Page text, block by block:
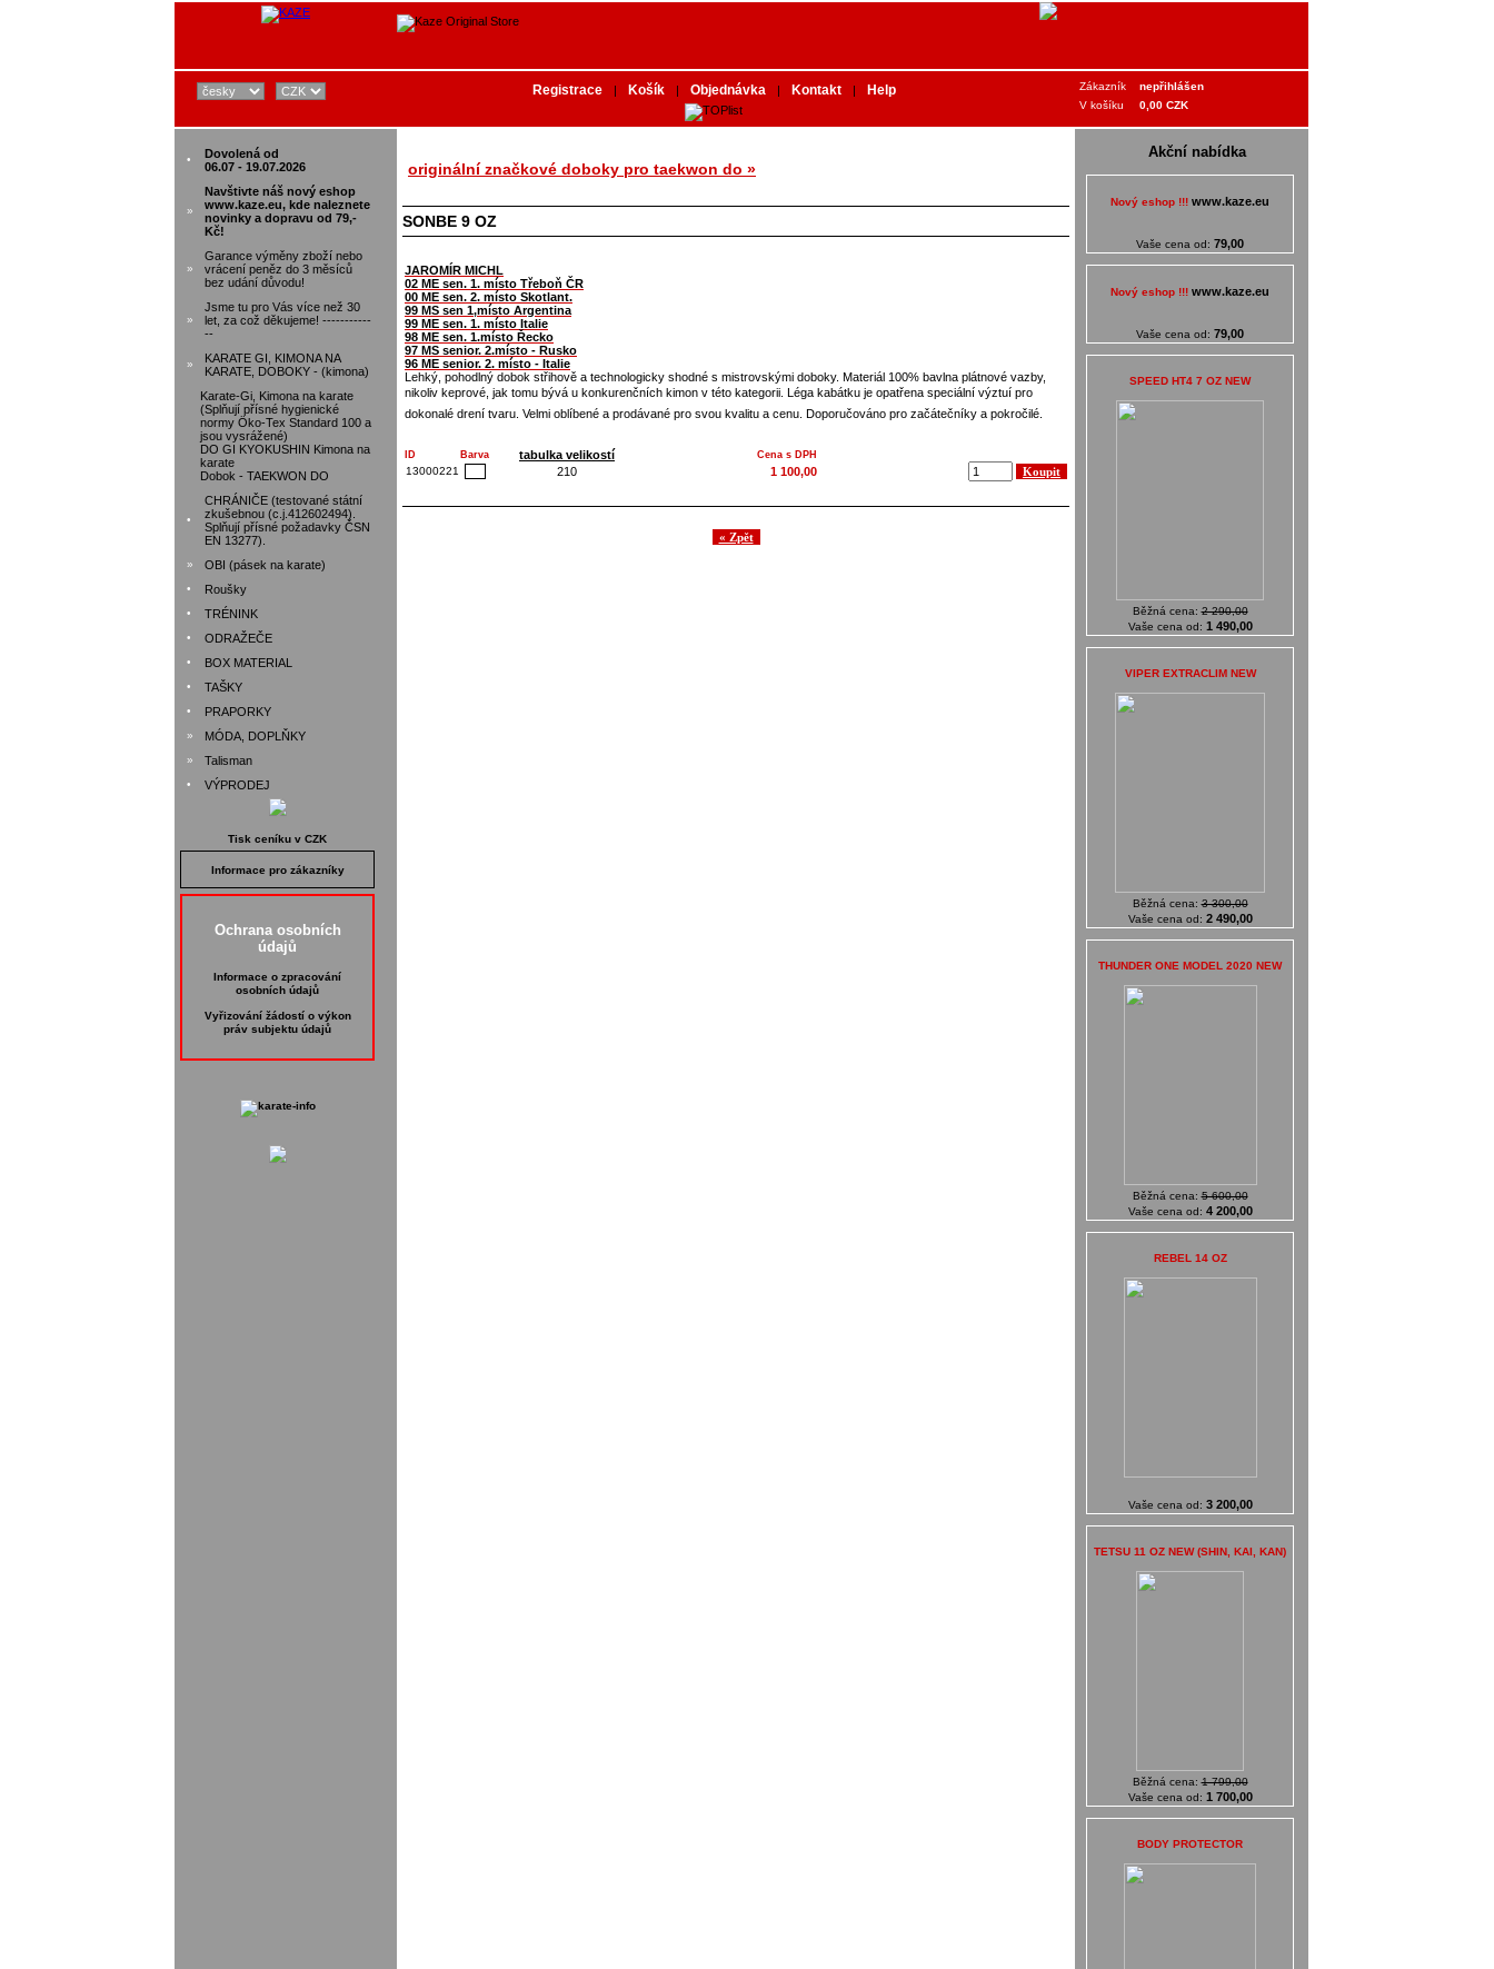
•
Dovolená od
06.07 - 19.07.2026
»
Navštivte náš nový eshop
www.kaze.eu, kde naleznete
novinky a dopravu od 79,-
Kč!
»
Garance výměny zboží nebo
vrácení peněz do 3 měsíců
bez udání důvodu!
»
Jsme tu pro Vás více než 30
let, za což děkujeme! -----------
--
»
KARATE GI, KIMONA NA
KARATE, DOBOKY - (kimona)
Karate-Gi, Kimona na karate
(Splňují přísné hygienické
normy Öko-Tex Standard 100 a
jsou vysrážené)
DO GI KYOKUSHIN Kimona na
karate
Dobok - TAEKWON DO
•
CHRÁNIČE (testované státní
zkušebnou (c.j.412602494).
Splňují přísné požadavky ČSN
EN 13277).
» OBI (pásek na karate)
• Roušky
• TRÉNINK
• ODRAŽEČE
• BOX MATERIAL
• TAŠKY
• PRAPORKY
» MÓDA, DOPLŇKY
» Talisman
• VÝPRODEJ
Tisk ceníku v CZK
Informace pro zákazníky
Ochrana osobních
údajů
Informace o zpracování
osobních údajů
Vyřizování žádostí o výkon
práv subjektu údajů
Registrace | Košík | Objednávka | Kontakt | Help Zákazník
nepřihlášen
V košíku
0,00 CZK
originální značkové doboky pro taekwon do »
SONBE 9 OZ
JAROMÍR MICHL
02 ME sen. 1. místo Třeboň ČR
00 ME sen. 2. místo Skotlant.
99 MS sen 1,místo Argentina
99 ME sen. 1. místo Italie
98 ME sen. 1.místo Řecko
97 MS senior. 2.místo - Rusko
96 ME senior. 2. místo - Italie
Lehký, pohodlný dobok střihově a technologicky shodné s mistrovskými doboky. Materiál 100% bavlna plátnové vazby,
nikoliv keprové, jak tomu bývá u konkurenčních kimon v této kategorii. Léga kabátku je opatřena speciální výztuí pro
dokonalé drení tvaru. Velmi oblíbené a prodávané pro svou kvalitu a cenu. Doporučováno pro začátečníky a pokročilé.
ID Barva tabulka velikostí Cena s DPH
13000221 210 1 100,00
Akční nabídka
Nový eshop !!! www.kaze.eu
Vaše cena od: 79,00
Nový eshop !!! www.kaze.eu
Vaše cena od: 79,00
SPEED HT4 7 OZ NEW
Běžná cena:2 290,00
Vaše cena od: 1 490,00
VIPER EXTRACLIM NEW
Běžná cena:3 300,00
Vaše cena od: 2 490,00
THUNDER ONE MODEL 2020 NEW
Běžná cena:5 600,00
Vaše cena od: 4 200,00
REBEL 14 OZ
Vaše cena od: 3 200,00
TETSU 11 OZ NEW (SHIN, KAI, KAN)
Běžná cena:1 799,00
Vaše cena od: 1 700,00
BODY PROTECTOR